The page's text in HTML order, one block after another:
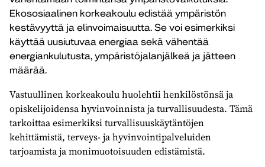
Ekososiaalinen korkeakoulu edistää ympäristön
kestävyyttä ja elinvoimaisuutta. Se voi esimerkiksi
käyttää uusiutuvaa energiaa sekä vähentää
energiankulutusta, ympäristöjalanjälkeä ja jätteen
määrää.
Vastuullinen korkeakoulu huolehtii henkilöstönsä ja
opiskelijoidensa hyvinvoinnista ja turvallisuudesta. Tämä
tarkoittaa esimerkiksi turvallisuuskäytäntöjen
kehittämistä, terveys- ja hyvinvointipalveluiden
tarjoamista ja monimuotoisuuden edistämistä.